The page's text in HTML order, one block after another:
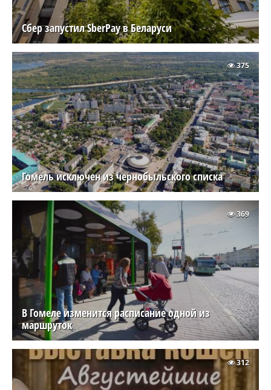
Сбер запустил SberPay в Беларуси
Гомель исключен из чернобыльского списка
375
В Гомеле изменится расписание одной из
маршруток
369
312